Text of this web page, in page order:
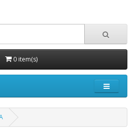
0 item(s)